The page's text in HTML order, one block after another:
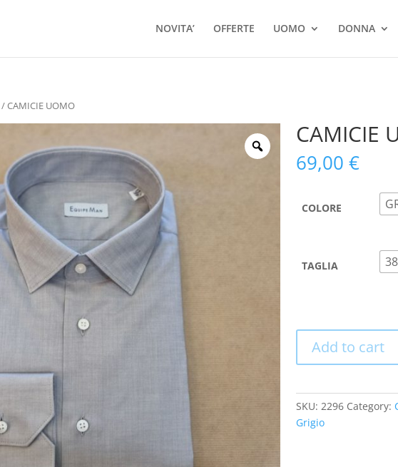
NOVITA’ OFFERTE UOMO DONNA
/ CAMICIE UOMO
CAMICIE
69,00 €
COLORE
TAGLIA 38
Add to cart
SKU: 2296 Category:
Grigio